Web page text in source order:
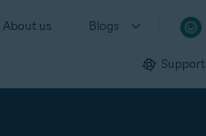
About us Blogs
Support